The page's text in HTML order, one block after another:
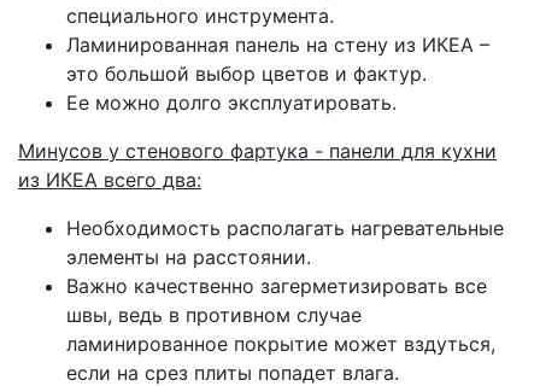
специального инструмента.
Ламинированная панель на стену из ИКЕА –
это большой выбор цветов и фактур.
Ее можно долго эксплуатировать.
Минусов у стенового фартука - панели для кухни
из ИКЕА всего два:
Необходимость располагать нагревательные
элементы на расстоянии.
Важно качественно загерметизировать все
швы, ведь в противном случае
ламинированное покрытие может вздуться,
если на срез плиты попадет влага.